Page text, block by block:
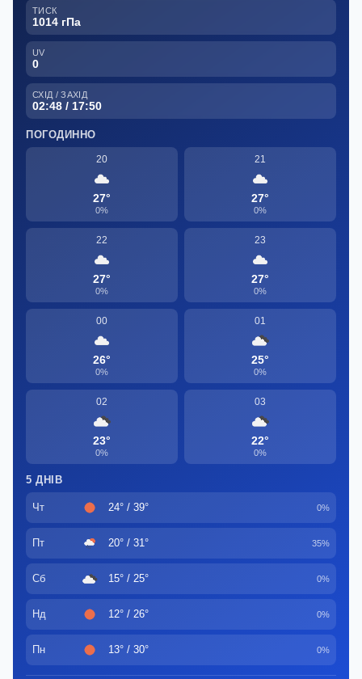
ТИСК
1014 гПа
UV
0
СХІД / ЗАХІД
02:48 / 17:50
ПОГОДИННО
20
27°
0%
21
27°
0%
22
27°
0%
23
27°
0%
00
26°
0%
01
25°
0%
02
23°
0%
03
22°
0%
5 ДНІВ
Чт 24° / 39° 0%
Пт 20° / 31° 35%
Сб 15° / 25° 0%
Нд 12° / 26° 0%
Пн 13° / 30° 0%